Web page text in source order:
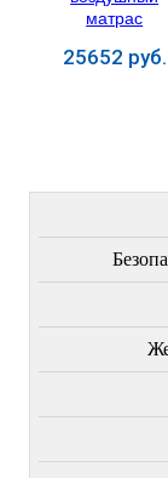
25652 руб.